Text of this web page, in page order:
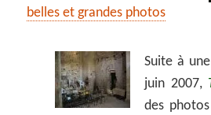
belles et grandes photos
Suite à
juin 2007,
des